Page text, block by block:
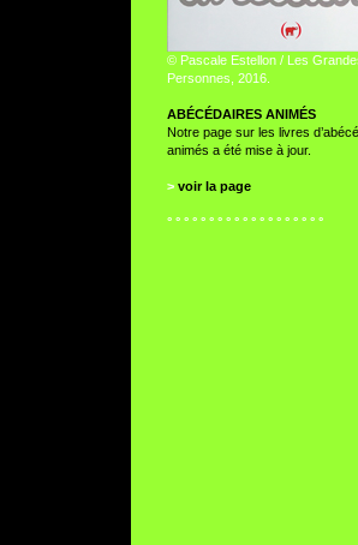
© Pascale Estellon / Les
Personnes, 2016.
ABÉCÉDAIRES ANIMÉS
Notre page sur les livres
animés a été mise à jour.
> voir la page
° ° ° ° ° ° ° ° ° ° ° ° ° ° ° ° ° ° °